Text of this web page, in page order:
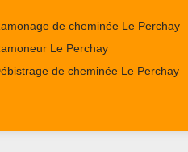
de cheminée Le Perchay
Le Perchay
de cheminée Le Perchay